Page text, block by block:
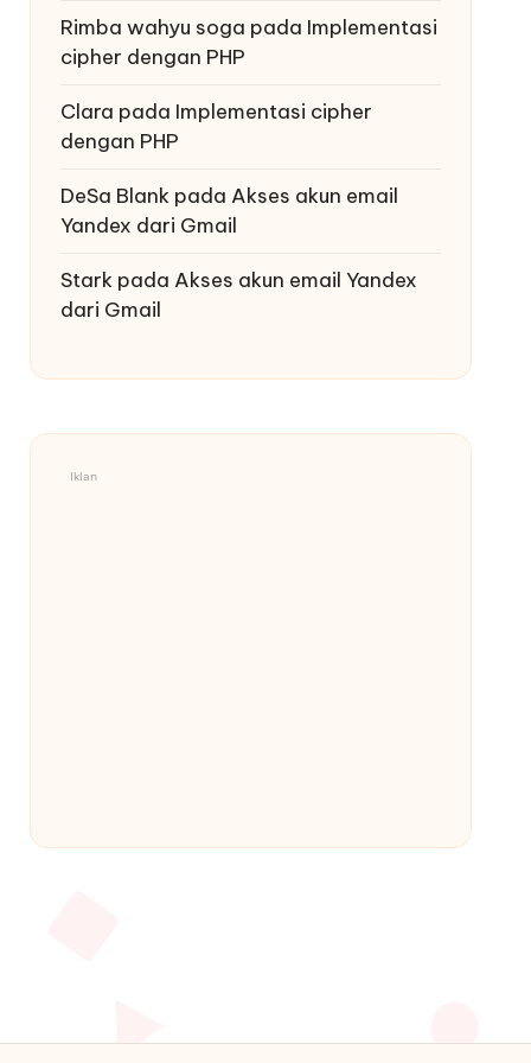
Rimba wahyu soga pada Implementasi
cipher dengan PHP
Clara pada Implementasi cipher
dengan PHP
DeSa Blankpada Akses akun email
Yandex dari Gmail
Starkpada Akses akun email Yandex
dari Gmail
Iklan